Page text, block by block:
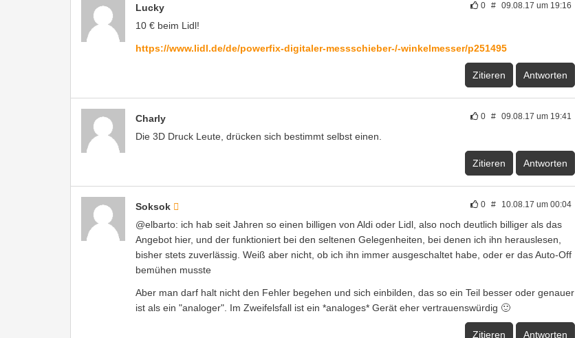
0 # 09.08.17 um 19:16
Lucky
10 € beim Lidl!
https://www.lidl.de/de/powerfix-digitaler-messschieber-/-winkelmesser/p251495
Zitieren Antworten
0 # 09.08.17 um 19:41
Charly
Die 3D Druck Leute, drücken sich bestimmt selbst einen.
Zitieren Antworten
0 # 10.08.17 um 00:04
Soksok
@elbarto: ich hab seit Jahren so einen billigen von Aldi oder Lidl, also noch deutlich billiger als das
Angebot hier, und der funktioniert bei den seltenen Gelegenheiten, bei denen ich ihn herauslesen,
bisher stets zuverlässig. Weiß aber nicht, ob ich ihn immer ausgeschaltet habe, oder er das Auto-Off
bemühen musste
Aber man darf halt nicht den Fehler begehen und sich einbilden, das so ein Teil besser oder genauer
ist als ein "analoger". Im Zweifelsfall ist ein *analoges* Gerät eher vertrauenswürdig 🙂
Zitieren Antworten